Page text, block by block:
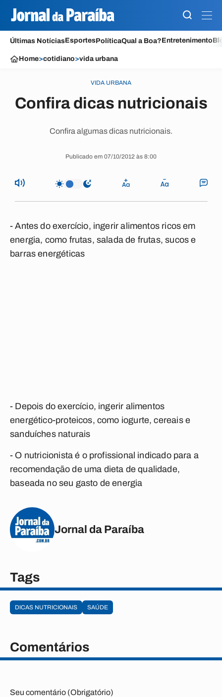
Últimas NotíciasEsportesPolíticaQual a Boa?Entretenimento
Home>cotidiano>vida urbana
VIDA URBANA
Confira dicas nutricionais
Confira algumas dicas nutricionais.
Publicado em 07/10/2012 às 8:00
- Antes do exercício, ingerir alimentos ricos em
energia, como frutas, salada de frutas, sucos e
barras energéticas
- Depois do exercício, ingerir alimentos
energético-proteicos, como iogurte, cereais e
sanduíches naturais
- O nutricionista é o profissional indicado para a
recomendação de uma dieta de qualidade,
baseada no seu gasto de energia
Jornal da Paraíba
Tags
DICAS NUTRICIONAIS SAÚDE
Comentários
Seu comentário (Obrigatório)